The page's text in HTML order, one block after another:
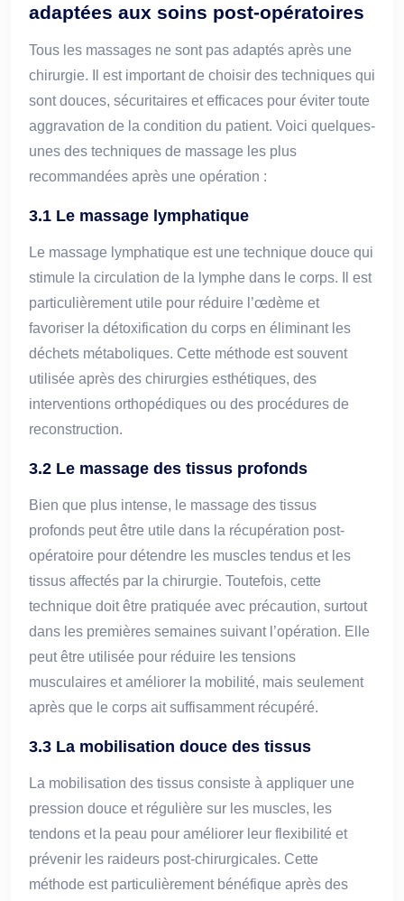
adaptées aux soins post-opératoires
Tous les massages ne sont pas adaptés après une
chirurgie. Il est important de choisir des techniques qui
sont douces, sécuritaires et efficaces pour éviter toute
aggravation de la condition du patient. Voici quelques-
unes des techniques de massage les plus
recommandées après une opération :
3.1 Le massage lymphatique
Le massage lymphatique est une technique douce qui
stimule la circulation de la lymphe dans le corps. Il est
particulièrement utile pour réduire l’œdème et
favoriser la détoxification du corps en éliminant les
déchets métaboliques. Cette méthode est souvent
utilisée après des chirurgies esthétiques, des
interventions orthopédiques ou des procédures de
reconstruction.
3.2 Le massage des tissus profonds
Bien que plus intense, le massage des tissus
profonds peut être utile dans la récupération post-
opératoire pour détendre les muscles tendus et les
tissus affectés par la chirurgie. Toutefois, cette
technique doit être pratiquée avec précaution, surtout
dans les premières semaines suivant l’opération. Elle
peut être utilisée pour réduire les tensions
musculaires et améliorer la mobilité, mais seulement
après que le corps ait suffisamment récupéré.
3.3 La mobilisation douce des tissus
La mobilisation des tissus consiste à appliquer une
pression douce et régulière sur les muscles, les
tendons et la peau pour améliorer leur flexibilité et
prévenir les raideurs post-chirurgicales. Cette
méthode est particulièrement bénéfique après des